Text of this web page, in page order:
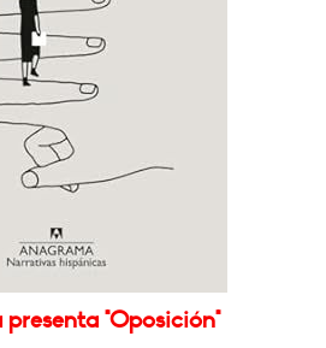
presenta "Oposición"